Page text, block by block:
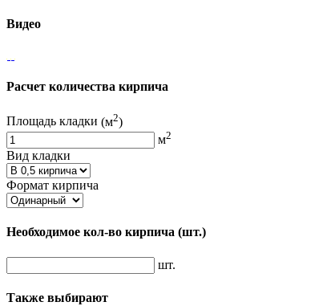
Видео
Расчет количества кирпича
Площадь кладки (м2)
м2
Вид кладки
Формат кирпича
Необходимое кол-во кирпича (шт.)
шт.
Также выбирают